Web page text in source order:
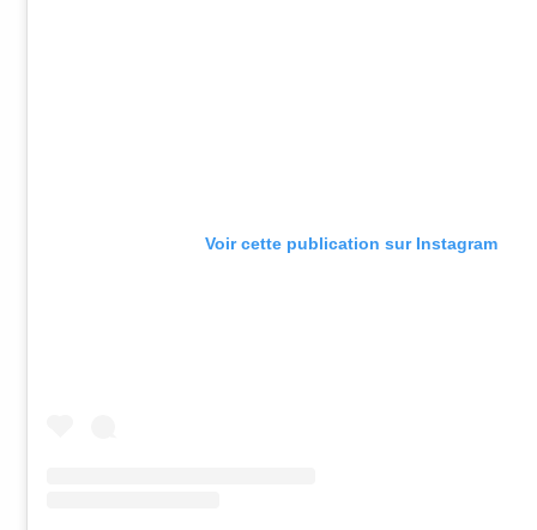
Voir cette publication sur Instagram